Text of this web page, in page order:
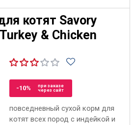
котят Savory
& Chicken
-10%
при заказе
через сайт
повседневный сухой корм для
котят всех пород с индейкой и